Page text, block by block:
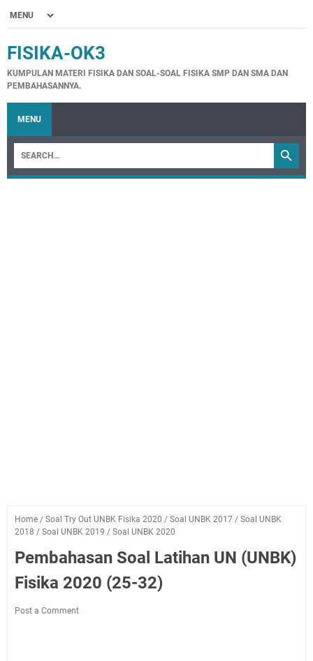
FISIKA-OK3
KUMPULAN MATERI FISIKA DAN SOAL-SOAL FISIKA SMP DAN SMA DAN
PEMBAHASANNYA.
MENU
Home / Soal Try Out UNBK Fisika 2020 / Soal UNBK 2017 / Soal UNBK
2018 / Soal UNBK 2019 / Soal UNBK 2020
Pembahasan Soal Latihan UN (UNBK)
Fisika 2020 (25-32)
Post a Comment